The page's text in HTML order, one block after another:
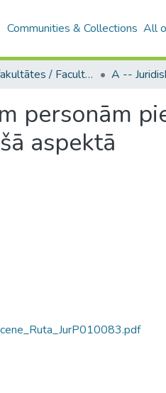
Communities & Collections All
B4 – LU fakultātes / Faculties of the UL
personām
aspektā